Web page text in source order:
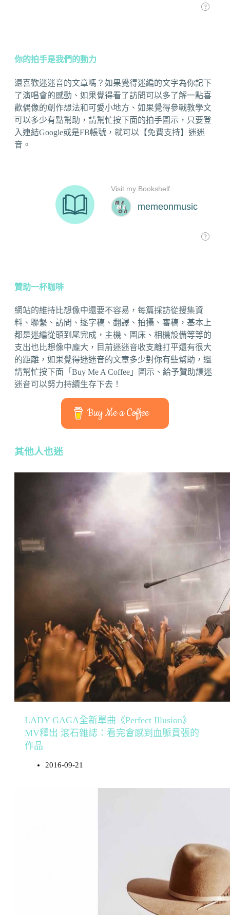
你的拍手是我們的動力
還喜歡迷迷音的文章嗎？如果覺得迷編的文字為你記下
了演唱會的感動、如果覺得看了訪問可以多了解一點喜
歡偶像的創作想法和可愛小地方、如果覺得參戰教學文
可以多少有點幫助，請幫忙按下面的拍手圖示，只要登
入連結Google或是FB帳號，就可以【免費支持】迷迷
音。
贊助一杯咖啡
網站的維持比想像中還要不容易，每篇採訪從搜集資
料、聯繫、訪問、逐字稿、翻譯、拍攝、審稿，基本上
都是迷編從頭到尾完成，主機、圖床、相機設備等等的
支出也比想像中龐大，目前迷迷音收支離打平還有很大
的距離，如果覺得迷迷音的文章多少對你有些幫助，還
請幫忙按下面「Buy Me A Coffee」圖示、給予贊助讓迷
迷音可以努力持續生存下去！
Buy Me a Coffee
其他人也迷
LADY GAGA全新單曲《Perfect Illusion》
MV釋出 滾石雜誌：看完會感到血脈賁張的
作品
2016-09-21